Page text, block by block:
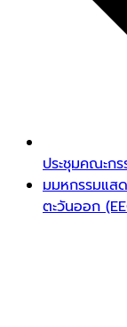
ประชุมคณะก
มมหกรรมแส
ตะวันออก